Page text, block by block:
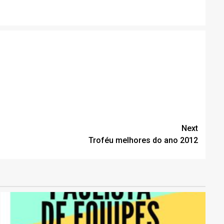
Next
Troféu melhores do ano 2012